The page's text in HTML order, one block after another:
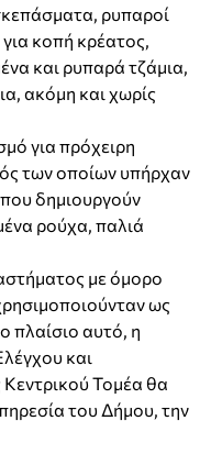
ρυπαροί
κοπή κρέατος,
και ρυπαρά τζάμια,
ακόμη και χωρίς
για πρόχειρη
των οποίων υπήρχαν
δημιουργούν
ρούχα, παλιά
με όμορο
ως
πλαίσιο αυτό, η
και
Κεντρικού Τομέα θα
του Δήμου, την